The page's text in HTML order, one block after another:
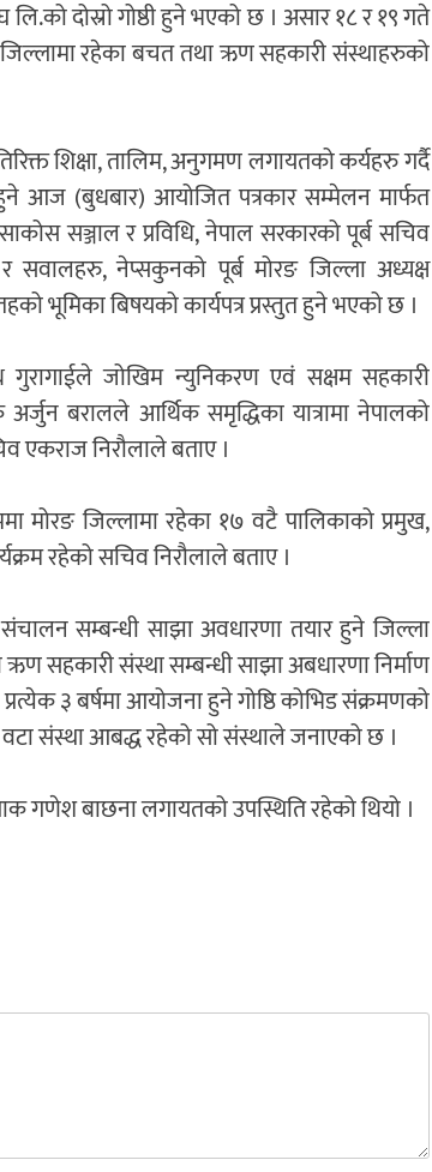
दोस्रो गोष्ठी हुने भएको छ । असार १८ र १९ गते
जिल्लामा रहेका बचत तथा ऋण सहकारी संस्थाहरुको
शिक्षा, तालिम, अनुगमण लगायतको कर्यहरु गर्दै
आज (बुधबार) आयोजित पत्रकार सम्मेलन मार्फत
सञ्जाल र प्रविधि, नेपाल सरकारको पूर्ब सचिव
सवालहरु, नेप्सकुनको पूर्ब मोरङ जिल्ला अध्यक्ष
भूमिका बिषयको कार्यपत्र प्रस्तुत हुने भएको छ ।
गुरागाईले जोखिम न्युनिकरण एवं सक्षम सहकारी
बरालले आर्थिक समृद्धिका यात्रामा नेपालको
एकराज निरौलाले बताए ।
मोरङ जिल्लामा रहेका १७ वटै पालिकाको प्रमुख,
रहेको सचिव निरौलाले बताए ।
सम्बन्धी साझा अवधारणा तयार हुने जिल्ला
सहकारी संस्था सम्बन्धी साझा अबधारणा निर्माण
३ बर्षमा आयोजना हुने गोष्ठि कोभिड संक्रमणको
संस्था आबद्ध रहेको सो संस्थाले जनाएको छ ।
गणेश बाछना लगायतको उपस्थिति रहेको थियो ।